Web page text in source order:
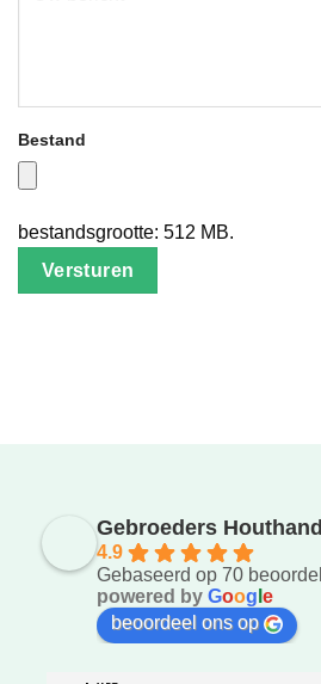
Bestand
bestandsgrootte: 512 MB.
Versturen
Gebroeders
4.9
Gebaseerd op 70
powered by Goog e
beoordeel ons op